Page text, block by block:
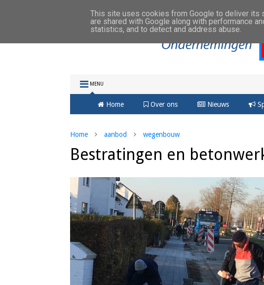
MENU
Home Over ons Nieuws
Home aanbod wegenbouw
Bestratingen en
This site uses cookies from Google to deliver its
are shared with Google along with performance
statistics, and to detect and address abuse.